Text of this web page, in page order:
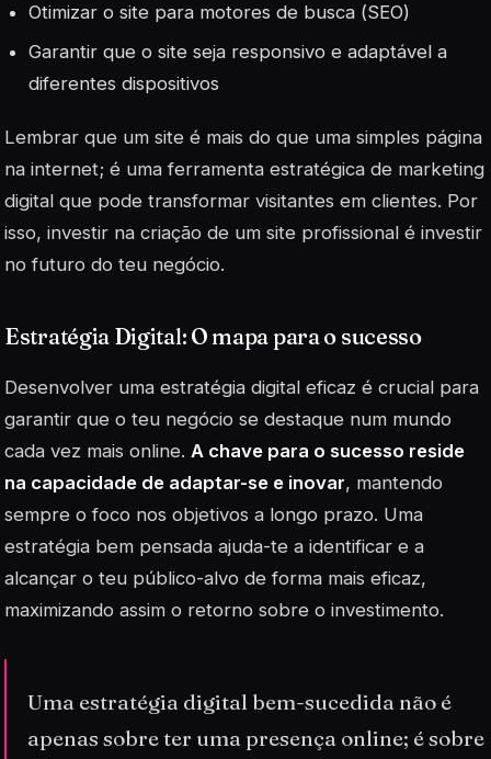
Otimizar o site para motores de busca (SEO)
Garantir que o site seja responsivo e adaptável a
diferentes dispositivos
Lembrar que um site é mais do que uma simples página
na internet; é uma ferramenta estratégica de marketing
digital que pode transformar visitantes em clientes. Por
isso, investir na criação de um site profissional é investir
no futuro do teu negócio.
Estratégia Digital: O mapa para o sucesso
Desenvolver uma estratégia digital eficaz é crucial para
garantir que o teu negócio se destaque num mundo
cada vez mais online. A chave para o sucesso reside
na capacidade de adaptar-se e inovar, mantendo
sempre o foco nos objetivos a longo prazo. Uma
estratégia bem pensada ajuda-te a identificar e a
alcançar o teu público-alvo de forma mais eficaz,
maximizando assim o retorno sobre o investimento.
Uma estratégia digital bem-sucedida não é
apenas sobre ter uma presença online; é sobre